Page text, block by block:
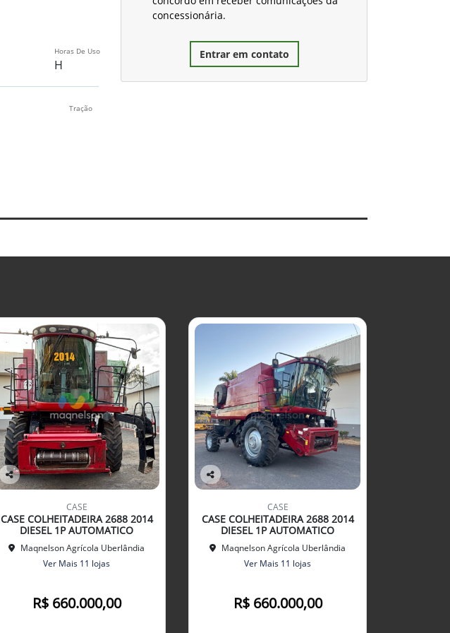
concessionária.
Entrar em contato
Horas De Uso
H
Tração
Co
arti
lhe
CASE
CASE COLHEITADEIRA 2688 2014
DIESEL 1P AUTOMATICO
Maqnelson Agrícola Uberlândia
Ver Mais 11 lojas
R$ 660.000,00
Co
arti
lhe
CASE
CASE COLHEITADEIRA 2688 2014
DIESEL 1P AUTOMATICO
Maqnelson Agrícola Uberlândia
Ver Mais 11 lojas
R$ 660.000,00